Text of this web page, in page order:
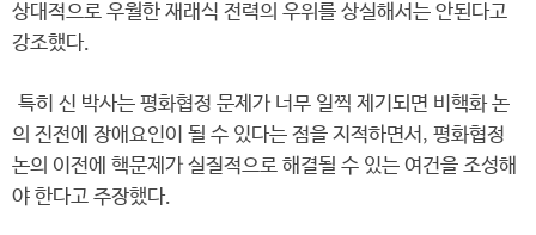
상대적으로 우월한 재래식 전력의 우위를 상실해서는 안된다고
강조했다.
특히 신 박사는 평화협정 문제가 너무 일찍 제기되면 비핵화 논
의 진전에 장애요인이 될 수 있다는 점을 지적하면서, 평화협정
논의 이전에 핵문제가 실질적으로 해결될 수 있는 여건을 조성해
야 한다고 주장했다.